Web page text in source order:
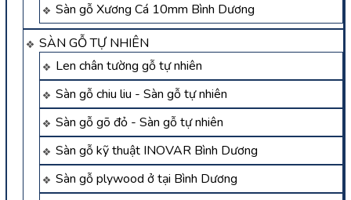
Sàn gỗ Xương Cá 10mm Bình Dương
SÀN GỖ TỰ NHIÊN
Len chân tường gỗ tự nhiên
Sàn gỗ chiu liu - Sàn gỗ tự nhiên
Sàn gỗ gõ đỏ - Sàn gỗ tự nhiên
Sàn gỗ kỹ thuật INOVAR Bình Dương
Sàn gỗ plywood ở tại Bình Dương